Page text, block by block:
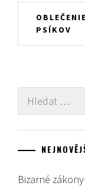
Navigace
proPSÍKOV
Vyhledávání
Bizarné